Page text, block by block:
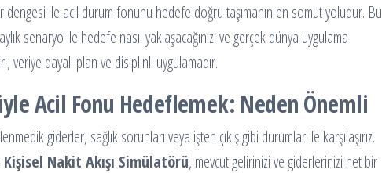
dengesi ile acil durum fonunu hedefe doğru taşımanın en somut yoludur. Bu
senaryo ile hedefe nasıl yaklaşacağınızı ve gerçek dünya uygulama
veriye dayalı plan ve disiplinli uygulamadır.
Acil Fonu Hedeflemek: Neden Önemli
giderler, sağlık sorunları veya işten çıkış gibi durumlar ile karşılaşırız.
Kişisel Nakit Akışı Simülatörü, mevcut gelirinizi ve giderlerinizi net bir